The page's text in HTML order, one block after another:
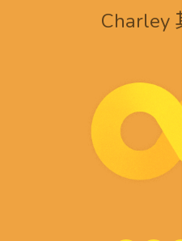
Charley